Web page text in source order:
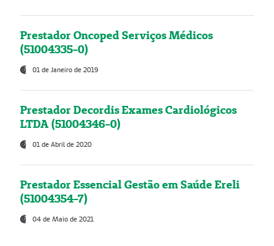
Prestador Oncoped Serviços Médicos
(51004335-0)
01 de Janeiro de 2019
Prestador Decordis Exames Cardiológicos
LTDA (51004346-0)
01 de Abril de 2020
Prestador Essencial Gestão em Saúde Ereli
(51004354-7)
04 de Maio de 2021